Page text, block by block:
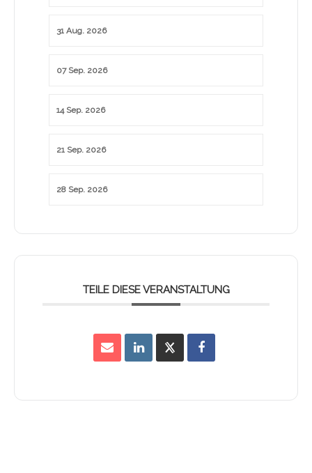
31 Aug. 2026
07 Sep. 2026
14 Sep. 2026
21 Sep. 2026
28 Sep. 2026
TEILE DIESE VERANSTALTUNG